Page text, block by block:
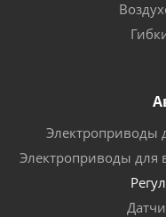
Электроприводы
Электроприводы для